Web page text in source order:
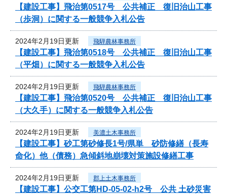
【建設工事】飛治第0517号 公共補正 復旧治山工事
（歩洞）に関する一般競争入札公告
2024年2月19日更新 飛騨農林事務所
【建設工事】飛治第0518号 公共補正 復旧治山工事
（平畑）に関する一般競争入札公告
2024年2月19日更新 飛騨農林事務所
【建設工事】飛治第0520号 公共補正 復旧治山工事
（大久手）に関する一般競争入札公告
2024年2月19日更新 美濃土木事務所
【建設工事】砂工第砂修長1号/県単 砂防修繕（長寿
命化）他（債務）急傾斜地崩壊対策施設修繕工事
2024年2月19日更新 郡上土木事務所
【建設工事】公交工第HD-05-02-h2号 公共 土砂災害